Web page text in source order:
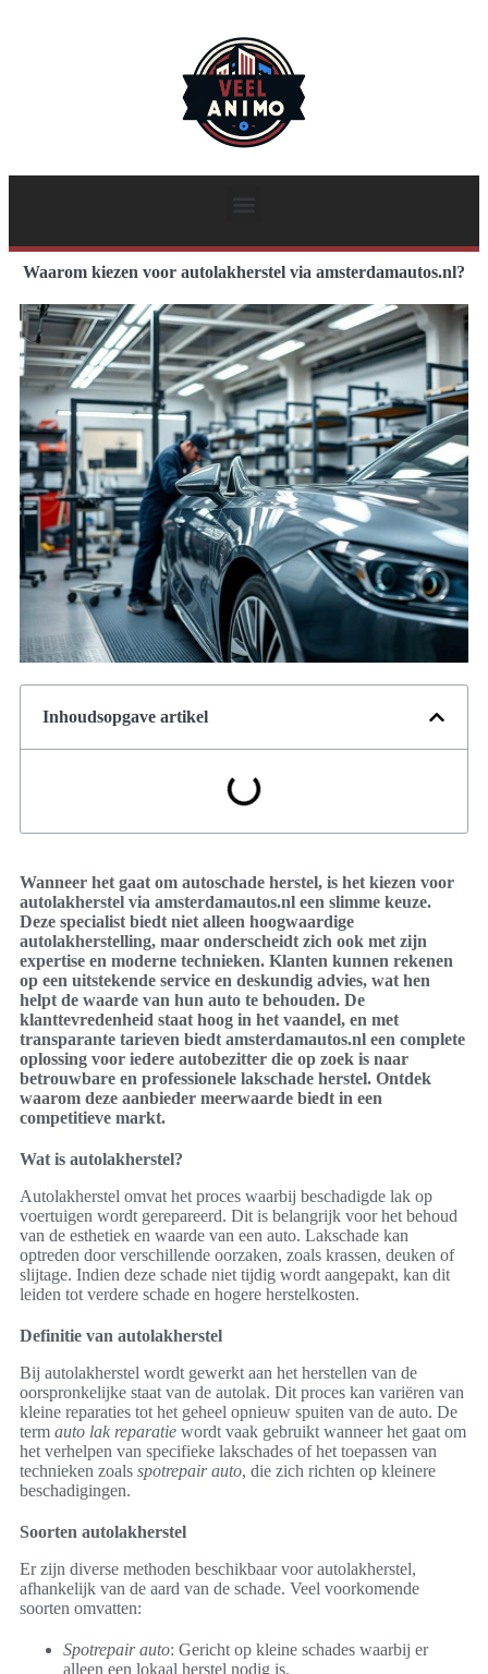
Waarom kiezen voor autolakherstel via amsterdamautos.nl?
Inhoudsopgave artikel
Wanneer het gaat om autoschade herstel, is het kiezen voor
autolakherstel via amsterdamautos.nl een slimme keuze.
Deze specialist biedt niet alleen hoogwaardige
autolakherstelling, maar onderscheidt zich ook met zijn
expertise en moderne technieken. Klanten kunnen rekenen
op een uitstekende service en deskundig advies, wat hen
helpt de waarde van hun auto te behouden. De
klanttevredenheid staat hoog in het vaandel, en met
transparante tarieven biedt amsterdamautos.nl een complete
oplossing voor iedere autobezitter die op zoek is naar
betrouwbare en professionele lakschade herstel. Ontdek
waarom deze aanbieder meerwaarde biedt in een
competitieve markt.
Wat is autolakherstel?
Autolakherstel omvat het proces waarbij beschadigde lak op
voertuigen wordt gerepareerd. Dit is belangrijk voor het behoud
van de esthetiek en waarde van een auto. Lakschade kan
optreden door verschillende oorzaken, zoals krassen, deuken of
slijtage. Indien deze schade niet tijdig wordt aangepakt, kan dit
leiden tot verdere schade en hogere herstelkosten.
Definitie van autolakherstel
Bij autolakherstel wordt gewerkt aan het herstellen van de
oorspronkelijke staat van de autolak. Dit proces kan variëren van
kleine reparaties tot het geheel opnieuw spuiten van de auto. De
term auto lak reparatie wordt vaak gebruikt wanneer het gaat om
het verhelpen van specifieke lakschades of het toepassen van
technieken zoals spotrepair auto, die zich richten op kleinere
beschadigingen.
Soorten autolakherstel
Er zijn diverse methoden beschikbaar voor autolakherstel,
afhankelijk van de aard van de schade. Veel voorkomende
soorten omvatten:
Spotrepair auto: Gericht op kleine schades waarbij er
alleen een lokaal herstel nodig is.